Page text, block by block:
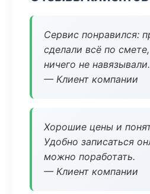
Сервис понравился:
сделали всё по
ничего не навязывали.
— Клиент компании
Хорошие цены и
Удобно записаться
можно поработать.
— Клиент компании